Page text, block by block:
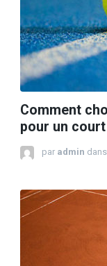
Comment
pour un
par admin dans